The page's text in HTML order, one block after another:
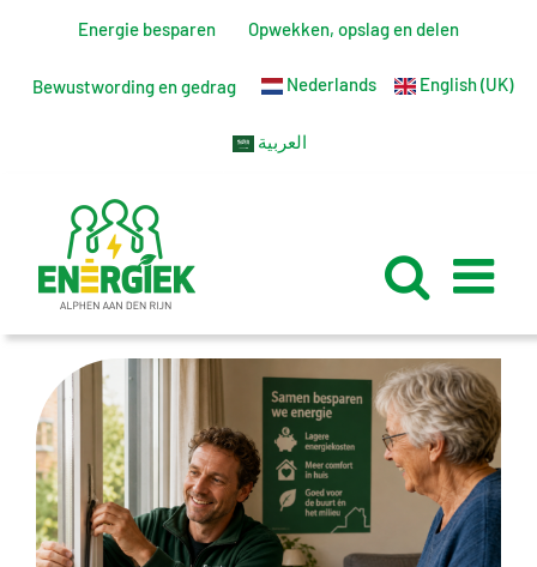
inhoud
Energie besparen Opwekken, opslag en delen
Bewustwording en gedrag Nederlands English (UK)
العربية